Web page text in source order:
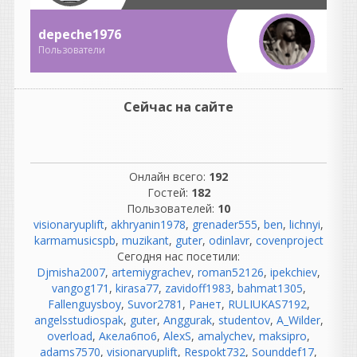
подмагничивания (bias);
головки;
менять ленты, потому что
они изнашивались;
бороться с шумом пленки;
если ошибся при записи —
То есть работы было не
меньше, просто она была
Подключил проводочки,
заправил ленточку, прогрел
лампочку...
Это романтичная картина,
но в профессиональных
студиях все было гораздо
сложнее.
Там были:
огромные аналоговые
depeche1976
Пользователи
Сейчас на сайте
Онлайн всего: 192
Гостей: 182
Пользователей: 10
visionaryuplift, akhryanin1978, grenader555, ben, lichnyi,
karmamusicspb, muzikant, guter, odinlavr, covenproject
Сегодня нас посетили:
Djmisha2007, artemiygrachev, roman52126, ipekchiev,
vangog171 , kirasa77, zavidoff1983, bahmat1305,
Fallenguysboy, Suvor2781 , Ранет, RULIUKAS7192,
angelsstudiospak, guter, Anggurak, studentov, A_Wilder,
overload, Акела6по6, AlexS, amalychev, maksipro,
adams7570, visionaryuplift, Respokt732, Sounddef17,